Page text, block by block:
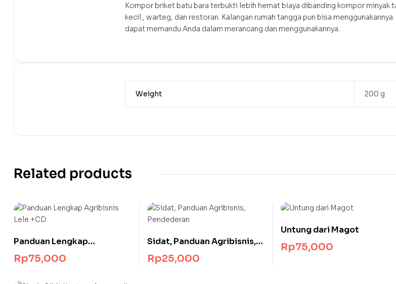
Kompor briket batu bara terbukti lebih hemat biaya dibanding kompor minyak
kecil., warteg, dan restoran. Kalangan rumah tangga pun bisa
dapat memandu Anda dalam merancang dan menggunakannya.
Weight 200 g
Related products
Panduan Lengkap
Agribisnis Lele +CD
Rp75,000
Sidat, Panduan Agribisnis,
Pendederan
Rp25,000
Untung dari Magot
Rp75,000